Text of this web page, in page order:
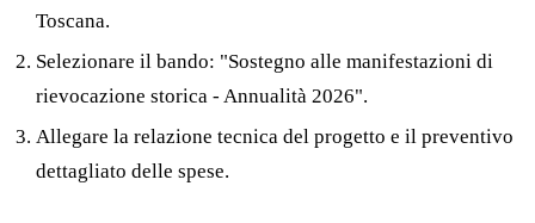
Toscana.
Selezionare il bando: "Sostegno alle manifestazioni di
rievocazione storica - Annualità 2026".
Allegare la relazione tecnica del progetto e il preventivo
dettagliato delle spese.